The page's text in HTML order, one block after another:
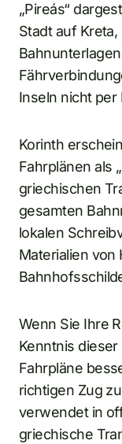
„Pireás“
Stadt auf
Inseln nicht per
Korinth
Fahrplänen als
griechischen
gesamten
lokalen
Materialien von
Wenn Sie Ihre
Kenntnis
Fahrpläne
richtigen Zug
verwendet in
griechische